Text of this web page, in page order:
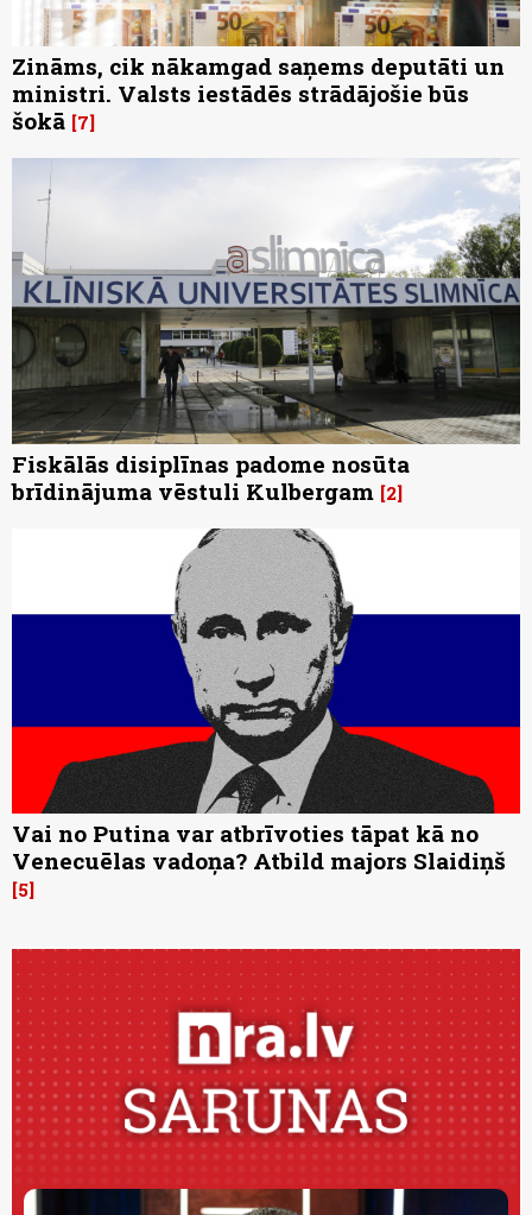
Zināms, cik nākamgad saņems deputāti un
ministri. Valsts iestādēs strādājošie būs
šokā 7
Fiskālās disiplīnas padome nosūta
brīdinājuma vēstuli Kulbergam 2
Vai no Putina var atbrīvoties tāpat kā no
Venecuēlas vadoņa? Atbild majors Slaidiņš
5